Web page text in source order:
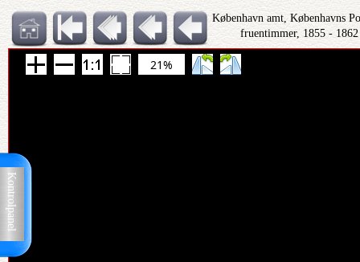
Kontrolpanel
København amt, Københavns
fruentimmer, 1855 -
21%